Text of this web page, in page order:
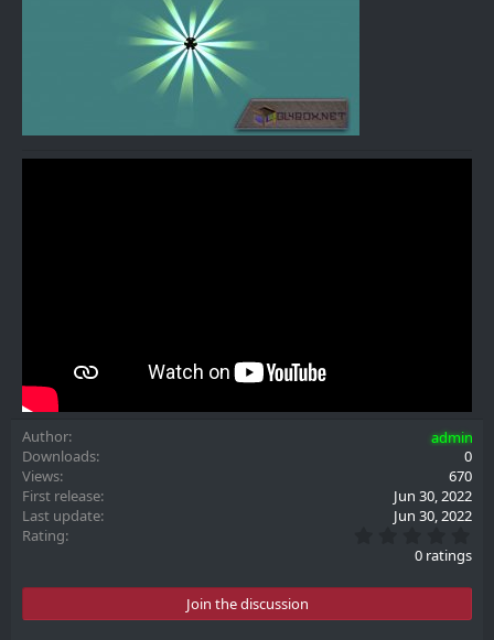
Author
admin
Downloads
0
Views
670
First release
Jun 30, 2022
Last update
Jun 30, 2022
Rating
.
0
0
t
0 ratings
Join the discussion